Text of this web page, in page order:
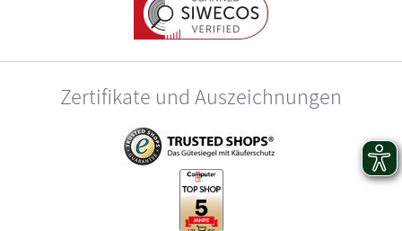
Zertifikate und Auszeichnungen